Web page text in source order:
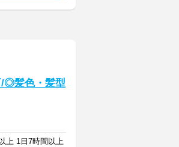
/◎髪色・髪型
上 1日7時間以上